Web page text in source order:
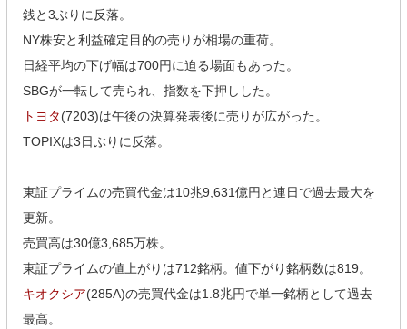
銭と3ぶりに反落。
NY株安と利益確定目的の売りが相場の重荷。
日経平均の下げ幅は700円に迫る場面もあった。
SBGが一転して売られ、指数を下押しした。
トヨタ(7203)は午後の決算発表後に売りが広がった。
TOPIXは3日ぶりに反落。
東証プライムの売買代金は10兆9,631億円と連日で過去最大を
更新。
売買高は30億3,685万株。
東証プライムの値上がりは712銘柄。値下がり銘柄数は819。
キオクシア(285A)の売買代金は1.8兆円で単一銘柄として過去
最高。